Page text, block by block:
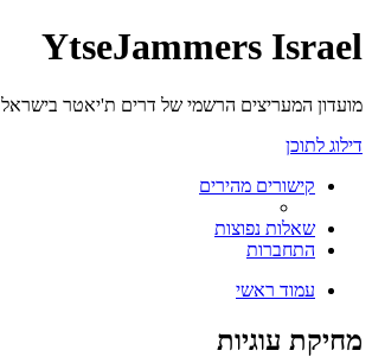
YtseJammers Israel
מועדון המעריצים הרשמי של דרים ת'יאטר בישראל
דילוג לתוכן
קישורים מהירים
שאלות נפוצות
התחברות
עמוד ראשי
מחיקת עוגיות